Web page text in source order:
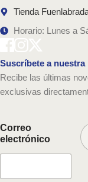
Tienda
Horario: Lunes a
Suscríbete a
Recibe las últimas
exclusivas
Correo
electrónico
C
o